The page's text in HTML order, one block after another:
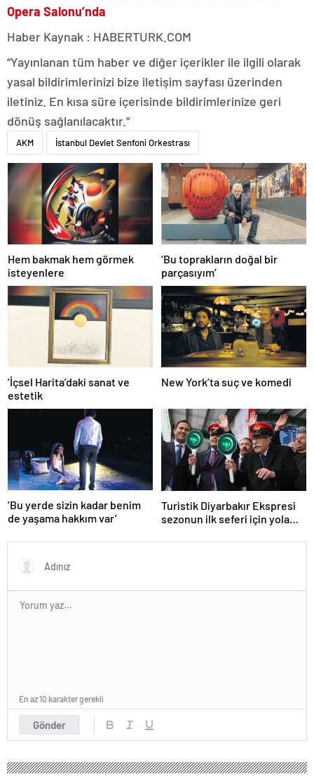
Opera Salonu’nda
Haber Kaynak : HABERTURK.COM
“Yayınlanan tüm haber ve diğer içerikler ile ilgili olarak
yasal bildirimlerinizi bize iletişim sayfası üzerinden
iletiniz. En kısa süre içerisinde bildirimlerinize geri
dönüş sağlanılacaktır.”
AKM İstanbul Devlet Senfoni Orkestrası
Hem bakmak hem görmek
isteyenlere
‘Bu toprakların doğal bir
parçasıyım’
‘İçsel Harita’daki sanat ve
estetik
New York’ta suç ve komedi
‘Bu yerde sizin kadar benim
de yaşama hakkım var’
Turistik Diyarbakır Ekspresi
sezonun ilk seferi için yola
Gönder
En az 10 karakter gerekli